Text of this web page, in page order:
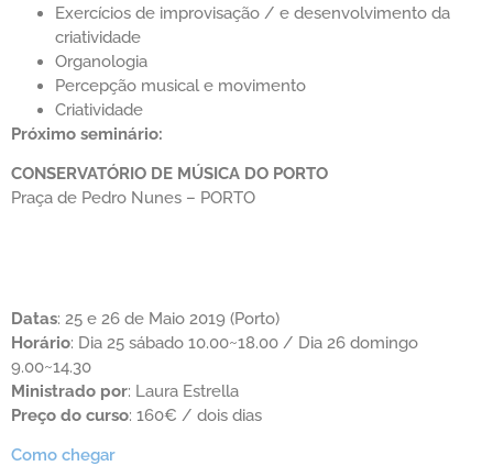
Exercícios de improvisação / e desenvolvimento da
criatividade
Organologia
Percepção musical e movimento
Criatividade
Próximo seminário:
CONSERVATÓRIO DE MÚSICA DO PORTO
Praça de Pedro Nunes – PORTO
Datas: 25 e 26 de Maio 2019 (Porto)
Horário: Dia 25 sábado 10.00~18.00 / Dia 26 domingo
9.00~14.30
Ministrado por: Laura Estrella
Preço do curso: 160€ / dois dias
Como chegar